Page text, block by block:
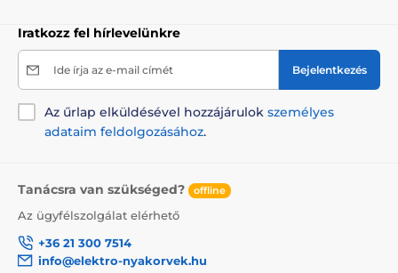
Iratkozz fel hírlevelünkre
Ide írja az e-mail címét Bejelentkezés
Az űrlap elküldésével hozzájárulok személyes
adataim feldolgozásához.
Tanácsra van szükséged? offline
Az ügyfélszolgálat elérhető
+36 21 300 7514
info@elektro-nyakorvek.hu